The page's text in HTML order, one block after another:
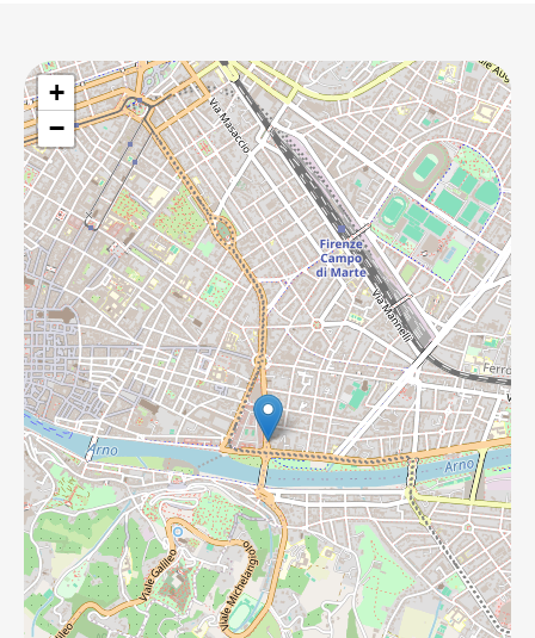
+
−